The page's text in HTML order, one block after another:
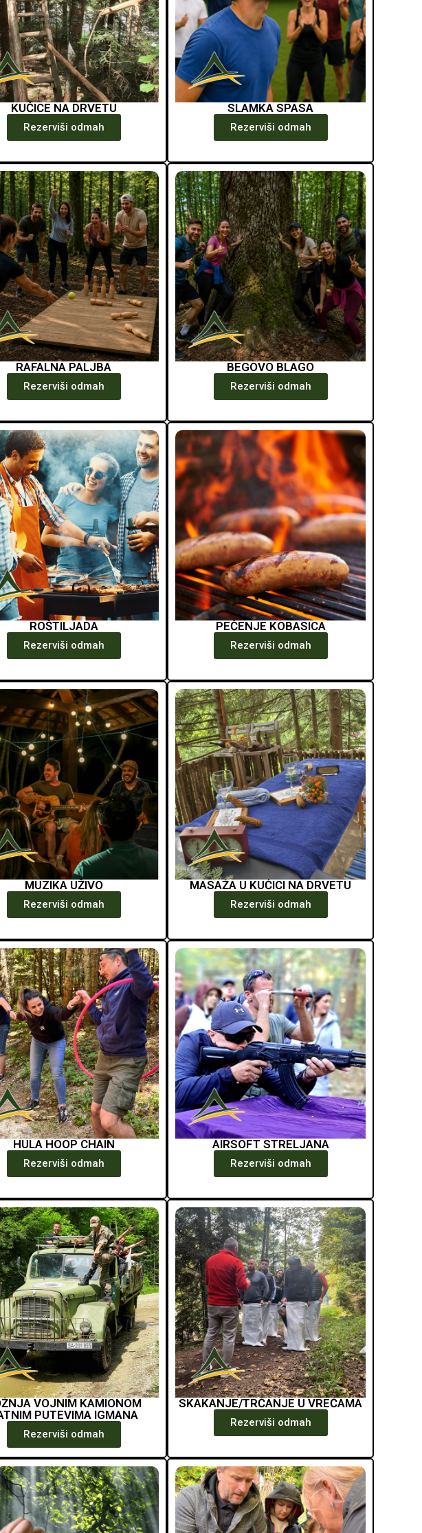
KUĆICE NA DRVETU
Rezerviši odmah
SLAMKA SPASA
Rezerviši odmah
RAFALNA PALJBA
Rezerviši odmah
BEGOVO BLAGO
Rezerviši odmah
ROŠTILJADA
Rezerviši odmah
PEČENJE KOBASICA
Rezerviši odmah
MUZIKA UŽIVO
Rezerviši odmah
MASAŽA U KUĆICI NA DRVETU
Rezerviši odmah
HULA HOOP CHAIN
Rezerviši odmah
AIRSOFT STRELJANA
Rezerviši odmah
VOJNIM KAMIONOM
PUTEVIMA IGMANA
Rezerviši odmah
SKAKANJE/TRČANJE U VREĆAMA
Rezerviši odmah